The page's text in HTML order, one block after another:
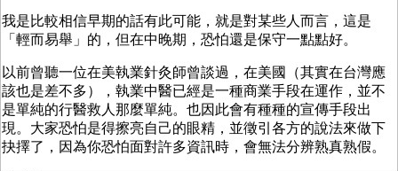
我是比較相信早期的話有此可能，就是對某些人而言，這是
「輕而易舉」的，但在中晚期，恐怕還是保守一點點好。
以前曾聽一位在美執業針灸師曾談過，在美國（其實在台灣應
該也是差不多），執業中醫已經是一種商業手段在運作，並不
是單純的行醫救人那麼單純。也因此會有種種的宣傳手段出
現。大家恐怕是得擦亮自己的眼精，並徵引各方的說法來做下
抉擇了，因為你恐怕面對許多資訊時，會無法分辨熟真熟假。